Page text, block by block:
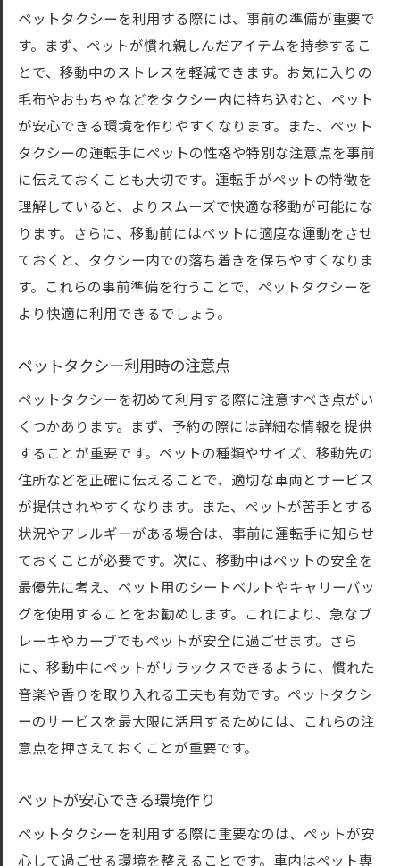
ペットタクシーを利用する際には、事前の準備が重要で
す。まず、ペットが慣れ親しんだアイテムを持参するこ
とで、移動中のストレスを軽減できます。お気に入りの
毛布やおもちゃなどをタクシー内に持ち込むと、ペット
が安心できる環境を作りやすくなります。また、ペット
タクシーの運転手にペットの性格や特別な注意点を事前
に伝えておくことも大切です。運転手がペットの特徴を
理解していると、よりスムーズで快適な移動が可能にな
ります。さらに、移動前にはペットに適度な運動をさせ
ておくと、タクシー内での落ち着きを保ちやすくなりま
す。これらの事前準備を行うことで、ペットタクシーを
より快適に利用できるでしょう。
ペットタクシー利用時の注意点
ペットタクシーを初めて利用する際に注意すべき点がい
くつかあります。まず、予約の際には詳細な情報を提供
することが重要です。ペットの種類やサイズ、移動先の
住所などを正確に伝えることで、適切な車両とサービス
が提供されやすくなります。また、ペットが苦手とする
状況やアレルギーがある場合は、事前に運転手に知らせ
ておくことが必要です。次に、移動中はペットの安全を
最優先に考え、ペット用のシートベルトやキャリーバッ
グを使用することをお勧めします。これにより、急なブ
レーキやカーブでもペットが安全に過ごせます。さら
に、移動中にペットがリラックスできるように、慣れた
音楽や香りを取り入れる工夫も有効です。ペットタクシ
ーのサービスを最大限に活用するためには、これらの注
意点を押さえておくことが重要です。
ペットが安心できる環境作り
ペットタクシーを利用する際に重要なのは、ペットが安
心して過ごせる環境を整えることです。車内はペット専